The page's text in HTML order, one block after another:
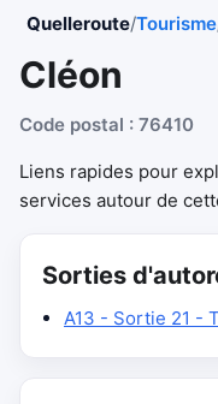
Quelleroute/Tourisme
Cléon
Code postal : 76410
Liens rapides pour
services autour de
Sorties
A13 - Sortie 21 -